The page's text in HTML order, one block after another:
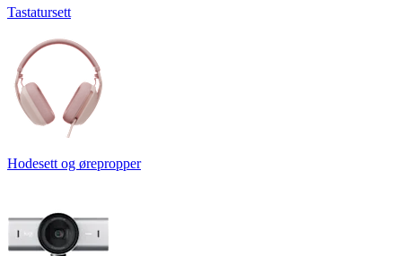
Tastatursett
Hodesett og ørepropper